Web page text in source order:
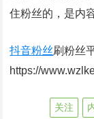
住粉丝的，是内
抖音粉丝刷粉丝
https://
关注